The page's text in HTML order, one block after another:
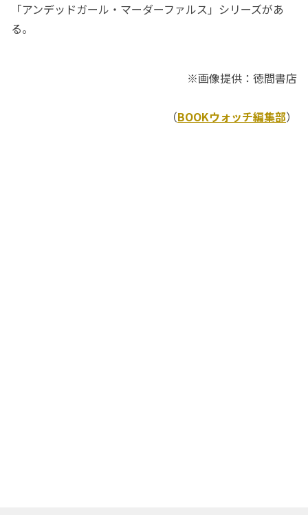
「アンデッドガール・マーダーファルス」シリーズがあ
る。
※画像提供：徳間書店
（BOOKウォッチ編集部）